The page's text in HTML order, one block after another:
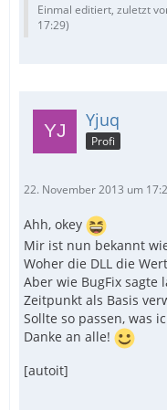
Einmal editiert, zuletzt
17:29)
Yjuq
Profi
22. November 2013 um
Ahh, okey
Mir ist nun bekannt
Woher die DLL die
Aber wie BugFix
Zeitpunkt als Basis
Sollte so passen, was
Danke an alle!
[autoit]